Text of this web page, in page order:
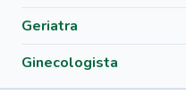
Geriatra
Ginecologista